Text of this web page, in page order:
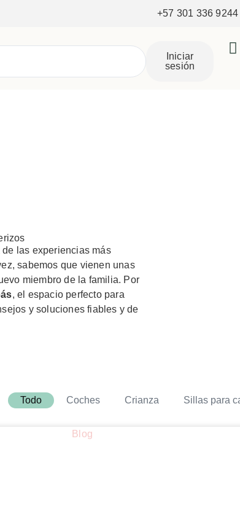
+57 301 336 9244
Iniciar
sesión
las experiencias más
sabemos que vienen unas
miembro de la familia. Por
, el espacio perfecto para
y soluciones fiables y de
Coches Crianza Sillas para
Todo